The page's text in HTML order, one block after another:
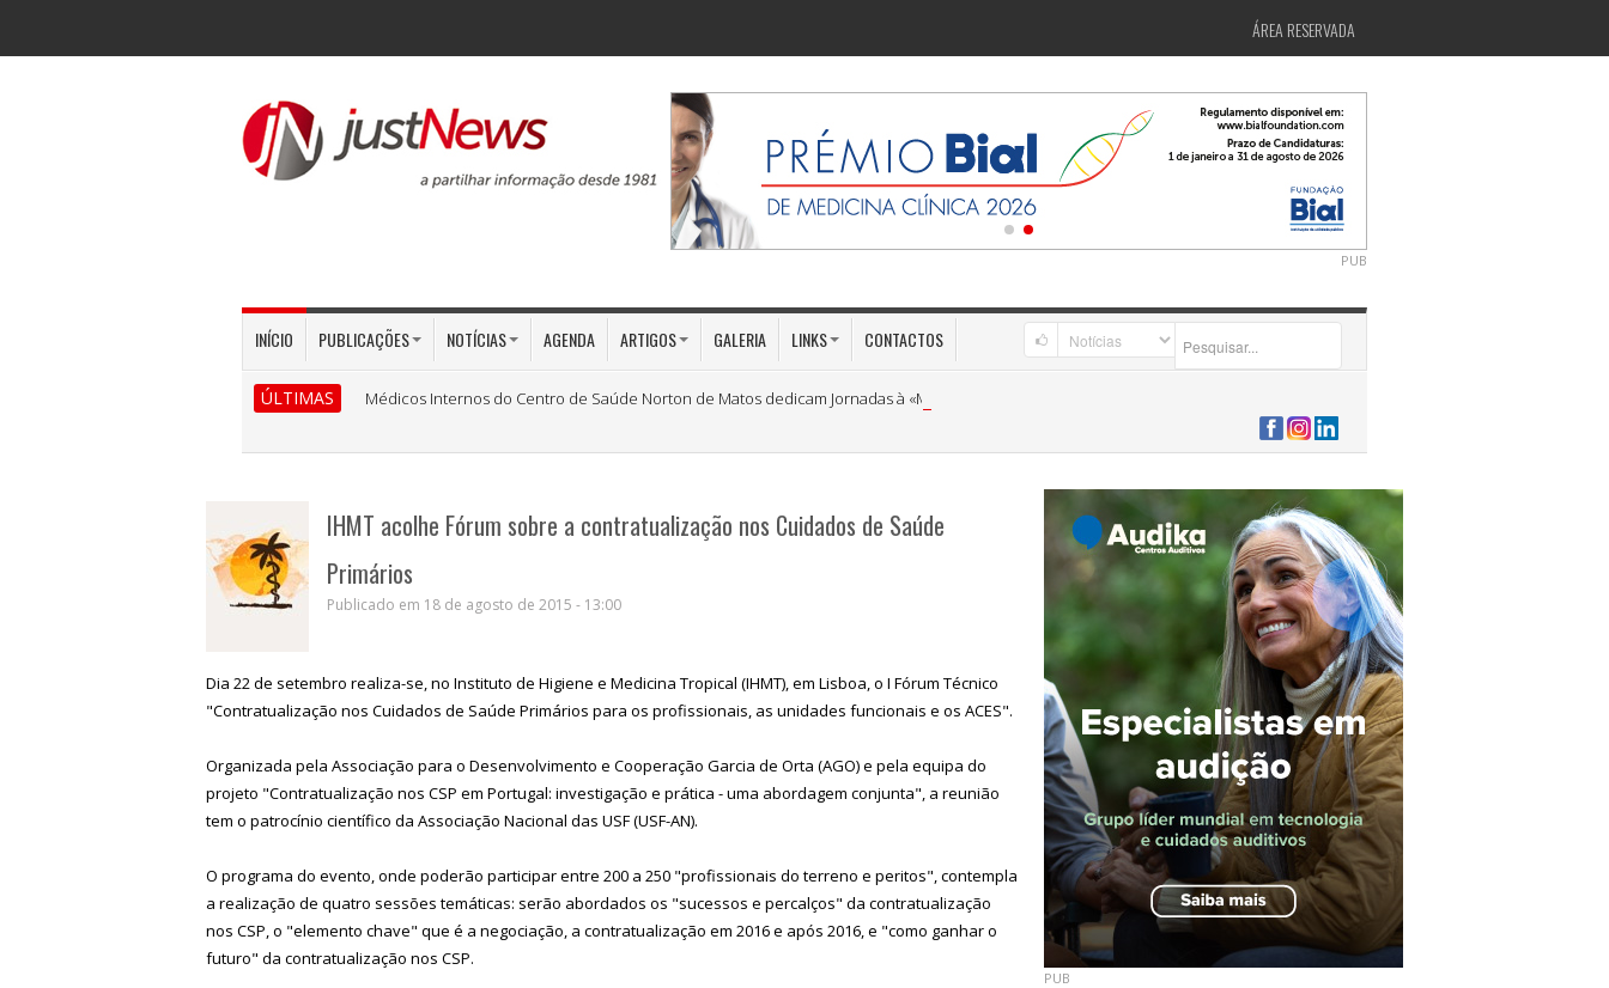
ÁREA RESERVADA
PUB
INÍCIO PUBLICAÇÕES NOTÍCIAS AGENDA ARTIGOS GALERIA LINKS CONTACTOS
ÚLTIMAS Médicos Internos do Centro de Saúde Norton de Matos dedicam Jornadas à «Medicina Preventiva»
IHMT acolhe Fórum sobre a contratualização nos Cuidados de Saúde
Primários
Publicado em 18 de agosto de 2015 - 13:00
Dia 22 de setembro realiza-se, no Instituto de Higiene e Medicina Tropical (IHMT), em Lisboa, o I Fórum Técnico
"Contratualização nos Cuidados de Saúde Primários para os profissionais, as unidades funcionais e os ACES".
Organizada pela Associação para o Desenvolvimento e Cooperação Garcia de Orta (AGO) e pela equipa do
projeto "Contratualização nos CSP em Portugal: investigação e prática - uma abordagem conjunta", a reunião
tem o patrocínio científico da Associação Nacional das USF (USF-AN).
O programa do evento, onde poderão participar entre 200 a 250 "profissionais do terreno e peritos", contempla
a realização de quatro sessões temáticas: serão abordados os "sucessos e percalços" da contratualização
nos CSP, o "elemento chave" que é a negociação, a contratualização em 2016 e após 2016, e "como ganhar o
futuro" da contratualização nos CSP.
PUB